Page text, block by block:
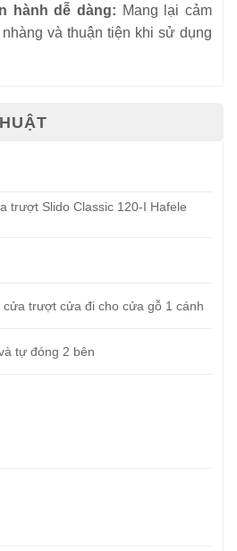
hành dễ dàng: Mang lại cảm
và thuận tiện khi sử dụng
trượt Slido Classic 120-I Hafele
cửa trượt cửa đi cho cửa gỗ 1 cánh
tự đóng 2 bên